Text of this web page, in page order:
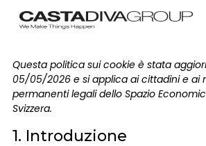
Questa politica sui cookie è stata
05/05/2026 e si applica ai cittadini e ai
permanenti legali dello Spazio
Svizzera.
1. Introduzione